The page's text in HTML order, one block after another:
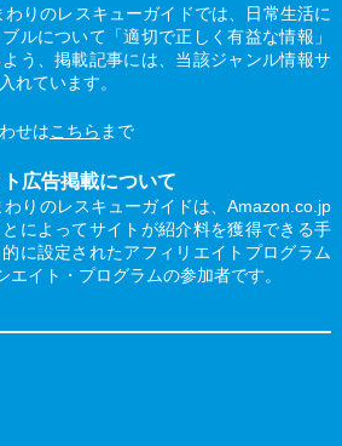
りのレスキューガイドでは、日常生活に
ルについて「適切で正しく有益な情報」
う、掲載記事には、当該ジャンル情報サ
れています。
せはこちら まで
広告掲載について
りのレスキューガイドは、Amazon.co.jp
によってサイトが紹介料を獲得できる手
に設定されたアフィリエイトプログラム
エイト・プログラムの参加者です。